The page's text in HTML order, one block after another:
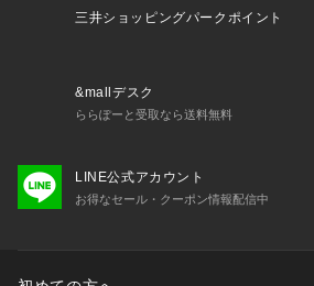
三井ショッピングパークポイント
&mallデスク
ららぽーと受取なら送料無料
LINE公式アカウント
お得なセール・クーポン情報配信中